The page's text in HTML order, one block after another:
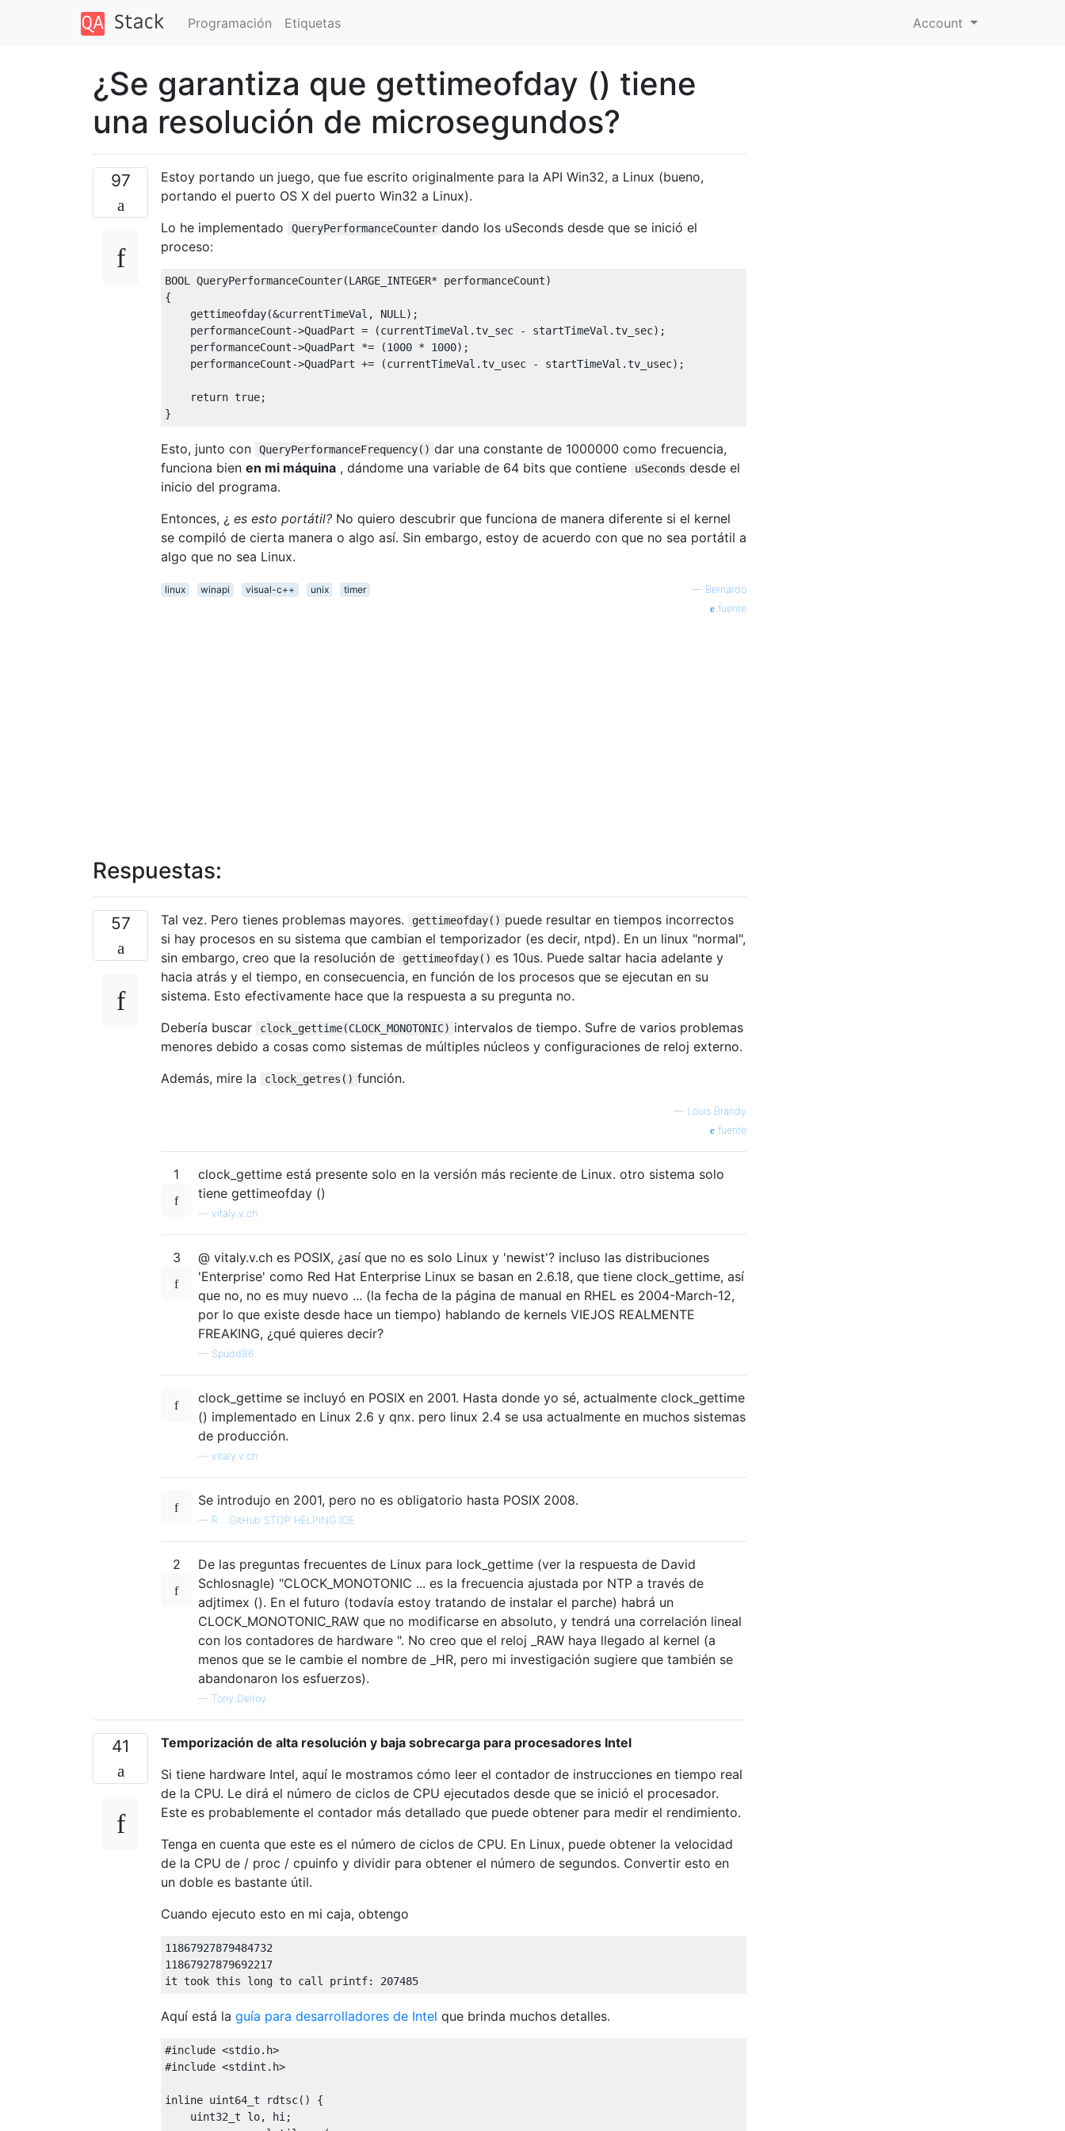
Programación Etiquetas Account
¿Se garantiza que gettimeofday () tiene
una resolución de microsegundos?
97
Estoy portando un juego, que fue escrito originalmente para la API Win32, a Linux (bueno,
portando el puerto OS X del puerto Win32 a Linux).
Lo he implementado
QueryPerformanceCounter dando los uSeconds desde que se inició el
proceso:
BOOL QueryPerformanceCounter(LARGE_INTEGER* performanceCount)
{
    gettimeofday
(&currentTimeVal , NULL );
    performanceCount
->QuadPart = (currentTimeVal .tv_sec - startTimeVal .tv_sec);
    performanceCount
->QuadPart *= (1000 * 1000);
    performanceCount
->QuadPart += (currentTimeVal .tv_usec - startTimeVal .tv_usec);
return true;
}
Esto, junto con QueryPerformanceFrequency() dar una constante de 1000000 como frecuencia,
funciona bien en mi máquina , dándome una variable de 64 bits que contiene uSeconds desde el
inicio del programa.
Entonces, ¿ es esto portátil? No quiero descubrir que funciona de manera diferente si el kernel
se compiló de cierta manera o algo así. Sin embargo, estoy de acuerdo con que no sea portátil a
algo que no sea Linux.
linux winapi visual-c++ unix timer — Bernardo
fuente
Respuestas:
57 Tal vez. Pero tienes problemas mayores. gettimeofday() puede resultar en tiempos incorrectos
si hay procesos en su sistema que cambian el temporizador (es decir, ntpd). En un linux "normal",
sin embargo, creo que la resolución de
gettimeofday() es 10us. Puede saltar hacia adelante y
hacia atrás y el tiempo, en consecuencia, en función de los procesos que se ejecutan en su
sistema. Esto efectivamente hace que la respuesta a su pregunta no.
Debería buscar
clock_gettime(CLOCK_MONOTONIC) intervalos de tiempo. Sufre de varios problemas
menores debido a cosas como sistemas de múltiples núcleos y configuraciones de reloj externo.
Además, mire la
clock_getres() función.
— Louis Brandy
fuente
1
clock_gettime está presente solo en la versión más reciente de Linux. otro sistema solo
tiene gettimeofday ()
vitaly.v.ch
3
@ vitaly.v.ch es POSIX, ¿así que no es solo Linux y 'newist'? incluso las distribuciones
'Enterprise' como Red Hat Enterprise Linux se basan en 2.6.18, que tiene clock_gettime, así
que no, no es muy nuevo ... (la fecha de la página de manual en RHEL es 2004-March-12,
por lo que existe desde hace un tiempo) hablando de kernels VIEJOS REALMENTE
FREAKING, ¿qué quieres decir?
— Spudd86
clock_gettime se incluyó en POSIX en 2001. Hasta donde yo sé, actualmente clock_gettime
() implementado en Linux 2.6 y qnx. pero linux 2.4 se usa actualmente en muchos sistemas
de producción.
vitaly.v.ch
Se introdujo en 2001, pero no es obligatorio hasta POSIX 2008.
— R .. GitHub STOP HELPING ICE
2
De las preguntas frecuentes de Linux para lock_gettime (ver la respuesta de David
Schlosnagle) "CLOCK_MONOTONIC ... es la frecuencia ajustada por NTP a través de
adjtimex (). En el futuro (todavía estoy tratando de instalar el parche) habrá un
CLOCK_MONOTONIC_RAW que no modificarse en absoluto, y tendrá una correlación lineal
con los contadores de hardware ". No creo que el reloj _RAW haya llegado al kernel (a
menos que se le cambie el nombre de _HR, pero mi investigación sugiere que también se
abandonaron los esfuerzos).
— Tony Delroy
41
Temporización de alta resolución y baja sobrecarga para procesadores Intel
Si tiene hardware Intel, aquí le mostramos cómo leer el contador de instrucciones en tiempo real
de la CPU. Le dirá el número de ciclos de CPU ejecutados desde que se inició el procesador.
Este es probablemente el contador más detallado que puede obtener para medir el rendimiento.
Tenga en cuenta que este es el número de ciclos de CPU. En Linux, puede obtener la velocidad
de la CPU de / proc / cpuinfo y dividir para obtener el número de segundos. Convertir esto en
un doble es bastante útil.
Cuando ejecuto esto en mi caja, obtengo
11867927879484732
11867927879692217
it took this long to call printf: 207485
Aquí está la guía para desarrolladores de Intel que brinda muchos detalles.
#include <stdio.h>
#include <stdint.h>
inline uint64_t rdtsc()
{
uint32_t lo, hi ;